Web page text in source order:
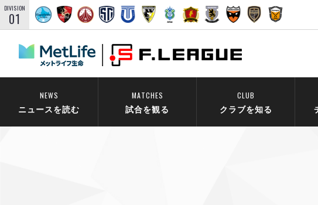
DIVISION
01
NEWS
ニュースを読む
MATCHES
試合を観る
CLUB
クラブを知る